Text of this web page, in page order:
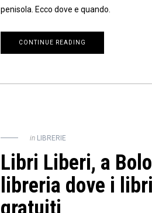
penisola. Ecco dove e quando.
CONTINUE READING
in LIBRERIE
Libri Liberi, a
libreria dove i